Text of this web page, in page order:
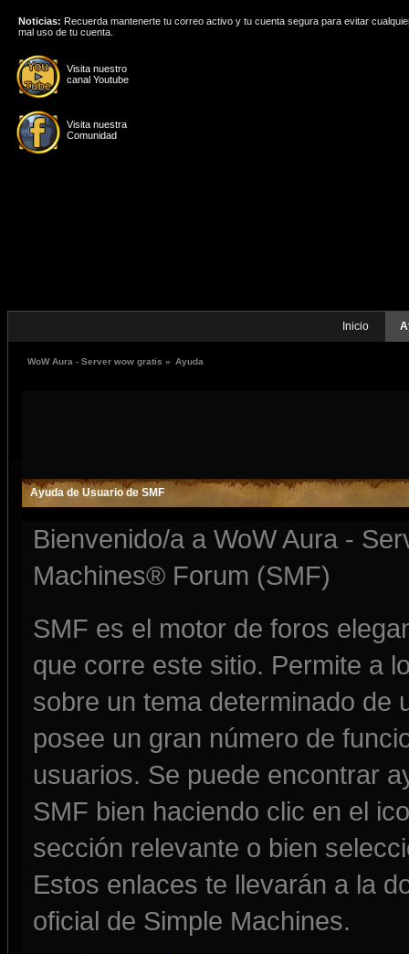
Visita nuestro
canal Youtube
Visita nuestra
Comunidad
Noticias: Recuerda mantenerte tu correo activo y tu cuenta segura para evitar
mal uso de tu cuenta.
Inicio
WoW Aura - Server wow gratis » Ayuda
Ayuda de Usuario de SMF
Bienvenido/a a WoW Aura -
Machines® Forum (SMF)
SMF es el motor de foros
que corre este sitio. Permite a
sobre un tema determinado de
posee un gran número de
usuarios. Se puede encontrar
SMF bien haciendo clic en el
sección relevante o bien
Estos enlaces te llevarán a la
oficial de Simple Machines.